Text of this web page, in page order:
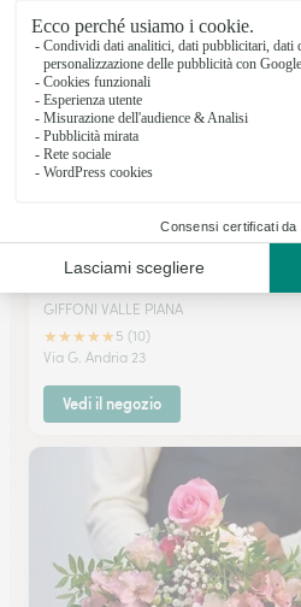
Vedi il negozio
Loriflor SAS L. Scarpinati & C
GIFFONI VALLE PIANA
★★★★★ 5 (10)
Via G. Andria 23
Vedi il negozio